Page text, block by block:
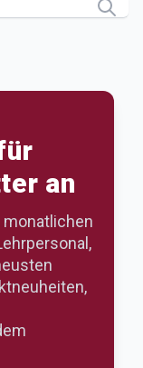
an
monatlichen